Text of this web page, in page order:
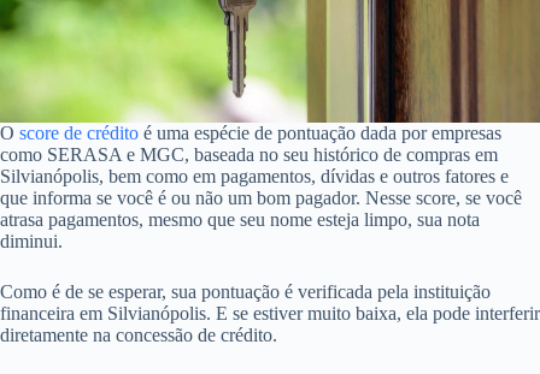
O score de crédito é uma espécie de pontuação dada por empresas
como SERASA e MGC, baseada no seu histórico de compras em
Silvianópolis, bem como em pagamentos, dívidas e outros fatores e
que informa se você é ou não um bom pagador. Nesse score, se você
atrasa pagamentos, mesmo que seu nome esteja limpo, sua nota
diminui.
Como é de se esperar, sua pontuação é verificada pela instituição
financeira em Silvianópolis. E se estiver muito baixa, ela pode interferir
diretamente na concessão de crédito.